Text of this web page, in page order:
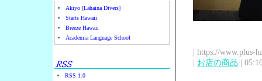
Akiyo [Lahaina Divers]
Starts Hawaii
Breeze Hawaii
Academia Language School
RSS 1.0
| https://www.plus-
| お店の商品 |